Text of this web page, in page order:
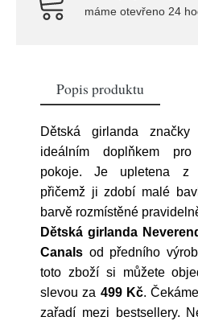
máme otevřeno 24
Popis produktu
Dětská girlanda značky
ideálním doplňkem
pokoje. Je upletena z
přičemž ji zdobí malé
barvě rozmístěné
Dětská girlanda
Canals od předního
toto zboží si můžete
slevou za 499 Kč.
zařadí mezi bestsellery.